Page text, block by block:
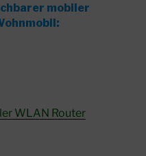
mobiler
WLAN Router